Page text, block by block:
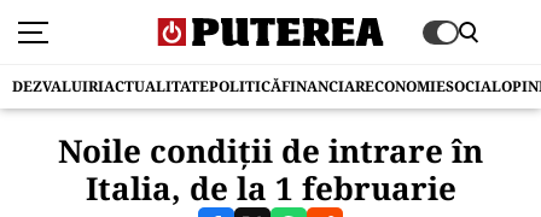
DEZVALUIRIACTUALITATEPOLITICĂFINANCIARECONOMIESOCIAL
Noile condiții de intrare în
Italia, de la 1 februarie